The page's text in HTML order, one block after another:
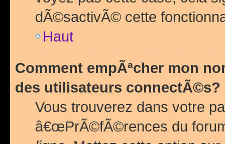
dÃ©sactivÃ© cette
Haut
Comment empÃªcher mon
des utilisateurs connectÃ©s?
Vous trouverez dans votre
â€œPrÃ©fÃ©rences du